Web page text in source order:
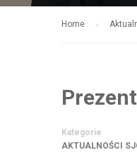
Home
Kategorie
AKTUALNOŚCI